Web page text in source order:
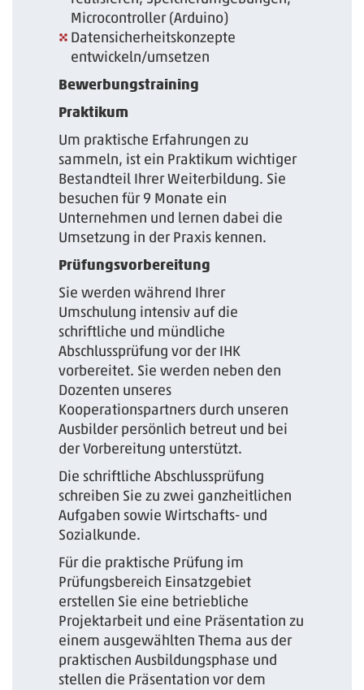
Microcontroller (Arduino)
Datensicherheitskonzepte
entwickeln/umsetzen
Bewerbungstraining
Praktikum
Um praktische Erfahrungen zu
sammeln, ist ein Praktikum wichtiger
Bestandteil Ihrer Weiterbildung. Sie
besuchen für 9 Monate ein
Unternehmen und lernen dabei die
Umsetzung in der Praxis kennen.
Prüfungsvorbereitung
Sie werden während Ihrer
Umschulung intensiv auf die
schriftliche und mündliche
Abschlussprüfung vor der IHK
vorbereitet. Sie werden neben den
Dozenten unseres
Kooperationspartners durch unseren
Ausbilder persönlich betreut und bei
der Vorbereitung unterstützt.
Die schriftliche Abschlussprüfung
schreiben Sie zu zwei ganzheitlichen
Aufgaben sowie Wirtschafts- und
Sozialkunde.
Für die praktische Prüfung im
Prüfungsbereich Einsatzgebiet
erstellen Sie eine betriebliche
Projektarbeit und eine Präsentation zu
einem ausgewählten Thema aus der
praktischen Ausbildungsphase und
stellen die Präsentation vor dem